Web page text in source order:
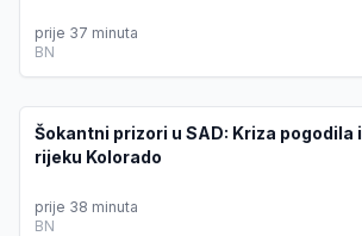
prije 37 minuta
BN
Šokantni prizori u SAD: Kriza pogodila i
rijeku Kolorado
prije 38 minuta
BN